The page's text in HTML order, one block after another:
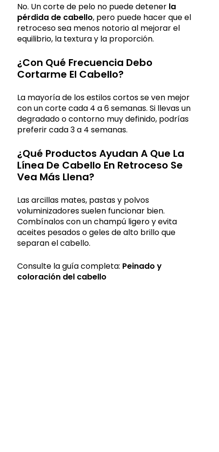
No. Un corte de pelo no puede detener la
pérdida de cabello, pero puede hacer que el
retroceso sea menos notorio al mejorar el
equilibrio, la textura y la proporción.
¿Con Qué Frecuencia Debo
Cortarme El Cabello?
La mayoría de los estilos cortos se ven mejor
con un corte cada 4 a 6 semanas. Si llevas un
degradado o contorno muy definido, podrías
preferir cada 3 a 4 semanas.
¿Qué Productos Ayudan A Que La
Línea De Cabello En Retroceso Se
Vea Más Llena?
Las arcillas mates, pastas y polvos
voluminizadores suelen funcionar bien.
Combínalos con un champú ligero y evita
aceites pesados o geles de alto brillo que
separan el cabello.
Consulte la guía completa: Peinado y
coloración del cabello